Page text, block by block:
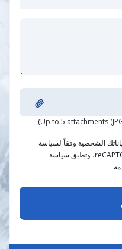
Up to 5 attachments
الشخصية وفقاً لسياسة
الخصوصية. هذا الموقع محمي من خلال reCAPTCHA، وتطبق سياسة